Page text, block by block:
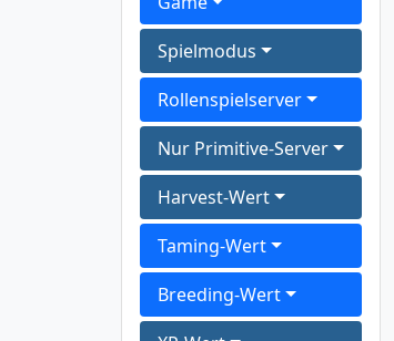
Spielmodus
Rollenspielserver
Nur Primitive-Server
Harvest-Wert
Taming-Wert
Breeding-Wert